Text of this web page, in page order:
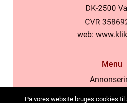
web:
Menu
På vores website bruges cookies til